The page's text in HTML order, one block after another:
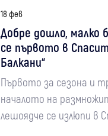
18 фев
Добре дошло, малко
се първото в
Балкани“
Първото за сезона и
началото на
лешоядче се излюпи в